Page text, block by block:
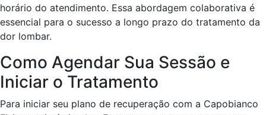
horário do atendimento. Essa abordagem colaborativa é
essencial para o sucesso a longo prazo do tratamento da
dor lombar.
Como Agendar Sua Sessão e
Iniciar o Tratamento
Para iniciar seu plano de recuperação com a Capobianco